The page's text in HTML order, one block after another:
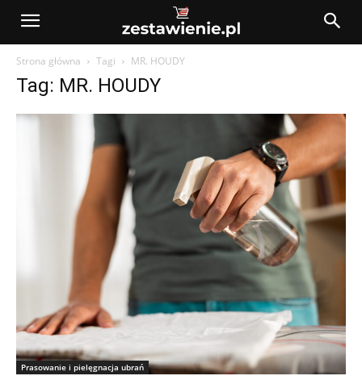
Strona główna Tagi MR. HOUDY
Tag: MR. HOUDY
Prasowanie i pielęgnacja ubrań